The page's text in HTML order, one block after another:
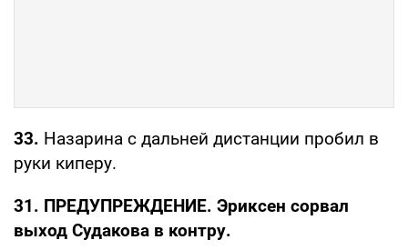
33. Назарина с дальней дистанции пробил в
руки киперу.
31. ПРЕДУПРЕЖДЕНИЕ. Эриксен сорвал
выход Судакова в контру.